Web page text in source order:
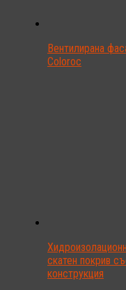
Вентилирана
Coloroc
скатен покрив
конструкция